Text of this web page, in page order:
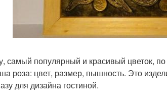
самый популярный и красивый цветок,
роза: цвет, размер, пышность. Это
для дизайна гостиной.